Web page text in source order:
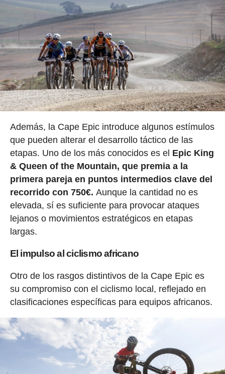
Además, la Cape Epic introduce algunos estímulos
que pueden alterar el desarrollo táctico de las
etapas. Uno de los más conocidos es el Epic King
& Queen of the Mountain, que premia a la
primera pareja en puntos intermedios clave del
recorrido con 750€. Aunque la cantidad no es
elevada, sí es suficiente para provocar ataques
lejanos o movimientos estratégicos en etapas
largas.
El impulso al ciclismo africano
Otro de los rasgos distintivos de la Cape Epic es
su compromiso con el ciclismo local, reflejado en
clasificaciones específicas para equipos africanos.